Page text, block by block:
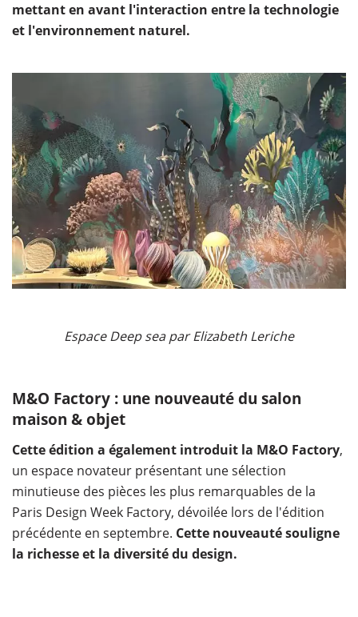
mettant en avant l'interaction entre la technologie
et l'environnement naturel.
Espace Deep sea par Elizabeth Leriche
M&O Factory : une nouveauté du salon
maison & objet
Cette édition a également introduit la M&O Factory,
un espace novateur présentant une sélection
minutieuse des pièces les plus remarquables de la
Paris Design Week Factory, dévoilée lors de l'édition
précédente en septembre. Cette nouveauté souligne
la richesse et la diversité du design.